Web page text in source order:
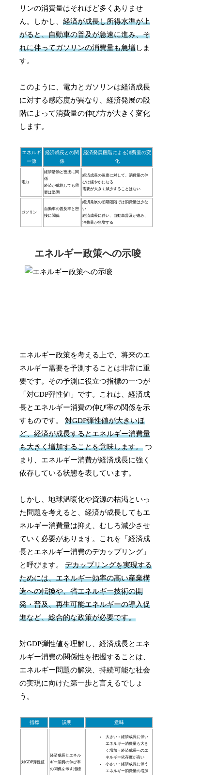
リンの消費量はそれほど多くありませ
ん。しかし、経済が成長し所得水準が上
がると、自動車の普及が急速に進み、そ
れに伴ってガソリンの消費量も急増しま
す。
このように、電力とガソリンは経済成長
に対する感応度が異なり、経済発展の段
階によって消費量の伸び方が大きく変化
します。
エネルギ
ー源
経済成長との関
係
経済発展段階による消費量の変
化
電力
経済活動と密接に関
係
経済が成熟しても需
要は堅調
経済成長の速度に対して、消費量の伸
びは緩やかになる
需要が大きく減少することはない
ガソリン
自動車の普及率と密
接に関係
経済発展の初期段階では消費量は少な
い
経済成長に伴い、自動車普及が進み、
消費量が急増する
エネルギー政策への示唆
エネルギー政策を考える上で、将来のエ
ネルギー需要を予測することは非常に重
要です。その予測に役立つ指標の一つが
「対GDP弾性値」です。これは、経済成
長とエネルギー消費の伸び率の関係を示
すものです。対GDP弾性値が大きいほ
ど、経済が成長するとエネルギー消費量
も大きく増加することを意味します。 つ
まり、エネルギー消費が経済成長に強く
依存している状態を表しています。
しかし、地球温暖化や資源の枯渇といっ
た問題を考えると、経済が成長してもエ
ネルギー消費量は抑え、むしろ減少させ
ていく必要があります。これを「経済成
長とエネルギー消費のデカップリング」
と呼びます。デカップリングを実現する
ためには、エネルギー効率の高い産業構
造への転換や、省エネルギー技術の開
発・普及、再生可能エネルギーの導入促
進など、総合的な政策が必要です。
対GDP弾性値を理解し、経済成長とエネ
ルギー消費の関係性を把握することは、
エネルギー問題の解決、持続可能な社会
の実現に向けた第一歩と言えるでしょ
う。
指標 説明 意味
対GDP弾性値
経済成長とエネル
ギー消費の伸び率
の関係を示す指標
大きい：経済成長に伴い
エネルギー消費量も大き
く増加→経済成長へのエ
ネルギー依存度が高い
小さい：経済成長に伴う
エネルギー消費量の増加